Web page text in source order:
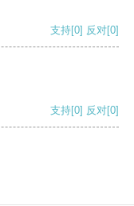
支持[0] 反对[0]
支持[0] 反对[0]